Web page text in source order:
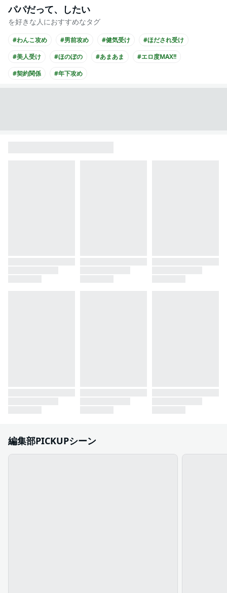
パパだって、したい
を好きな人におすすめなタグ
#わんこ攻め #男前攻め #健気受け
#ほだされ受け
#美人受け
#ほのぼの #あまあま
#エロ度MAX!!
#契約関係
#年下攻め
編集部PICKUPシーン